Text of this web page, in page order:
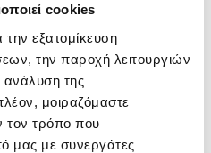
cookies
εξατομίκευση
την παροχή λειτουργιών
ανάλυση της
μοιραζόμαστε
τον τρόπο που
μας με συνεργάτες
& Δραγούμη 2
Ν.Χανίων)
493 7983